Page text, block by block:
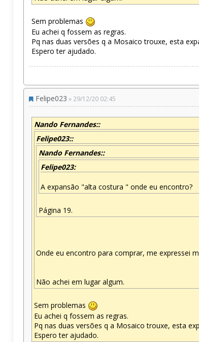
Sem problemas
Eu achei q fossem as regras.
Pq nas duas versões q a Mosaico trouxe, esta
Espero ter ajudado.
Felipe023 » 29/12/20 02:45
Nando Fernandes::
Felipe023::
Nando Fernandes::
Felipe023:
A expansão "alta costura " onde eu encontro?
Página 19.
Onde eu encontro para comprar, me expressei
Não achei em lugar algum.
Sem problemas
Eu achei q fossem as regras.
Pq nas duas versões q a Mosaico trouxe, esta
Espero ter ajudado.